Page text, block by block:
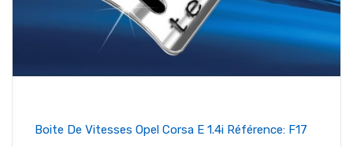
Boite De Vitesses Opel Corsa E 1.4i Référence: F17